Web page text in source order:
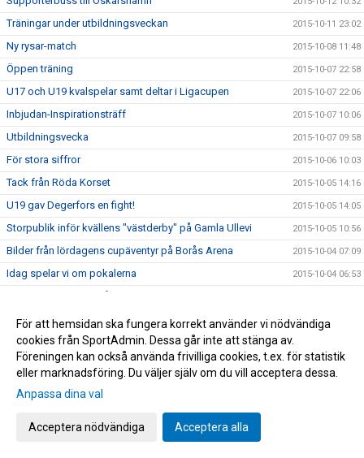
Träningar under utbildningsveckan 2015-10-11 23:02
Ny rysar-match 2015-10-08 11:48
Öppen träning 2015-10-07 22:58
U17 och U19 kvalspelar samt deltar i Ligacupen 2015-10-07 22:06
Inbjudan-Inspirationsträff 2015-10-07 10:06
Utbildningsvecka 2015-10-07 09:58
För stora siffror 2015-10-06 10:03
Tack från Röda Korset 2015-10-05 14:16
U19 gav Degerfors en fight! 2015-10-05 14:05
Storpublik inför kvällens "västderby" på Gamla Ullevi 2015-10-05 10:56
Bilder från lördagens cupäventyr på Borås Arena 2015-10-04 07:09
Idag spelar vi om pokalerna 2015-10-04 06:53
Spelschema till Borås Arena Cup 2015-09-30 13:03
Karta över Borås Arena inför cupen 2015-09-30 12:38
Bilder från Norrby - Eskilsminne
Lottningen till Borås Arena Cup
Veckans match i söderettan!
För att hemsidan ska fungera korrekt använder vi nödvändiga
cookies från SportAdmin. Dessa går inte att stänga av.
Föreningen kan också använda frivilliga cookies, t.ex. för statistik
eller marknadsföring. Du väljer själv om du vill acceptera dessa.
Anpassa dina val
Acceptera nödvändiga Acceptera alla